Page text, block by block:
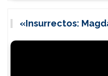
«Insurrectos: